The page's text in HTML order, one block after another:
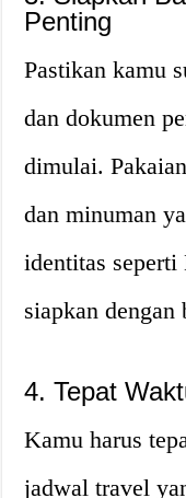
Penting
Pastikan kamu
dan dokumen
dimulai.
dan minuman
identitas
siapkan dengan
4. Tepat
Kamu harus
jadwal travel